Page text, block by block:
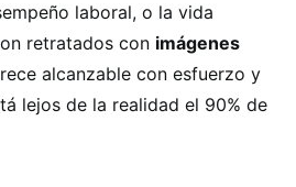
laboral, o la vida
retratados con imágenes
alcanzable con esfuerzo y
lejos de la realidad el 90% de